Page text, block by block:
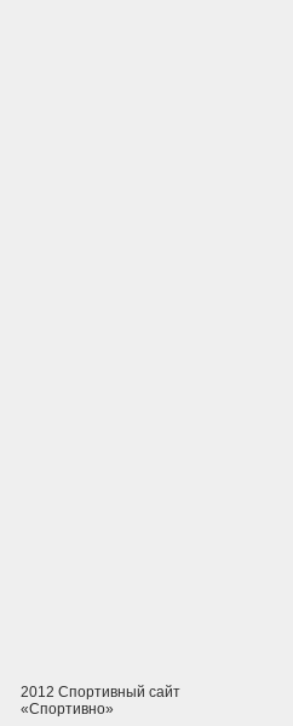
2012 Спортивный сайт
«Спортивно»